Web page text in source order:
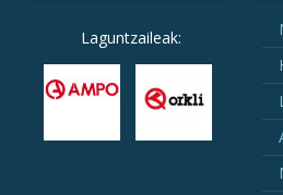
Laguntzaileak: